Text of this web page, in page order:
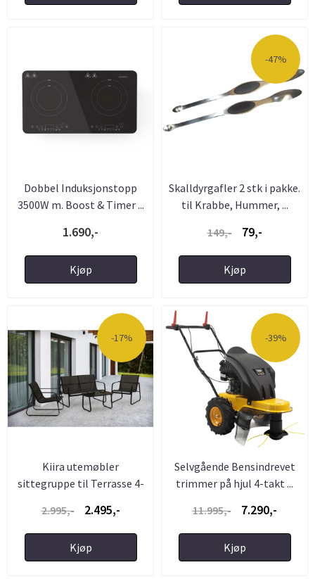
Dobbel Induksjonstopp
3500W m. Boost & Timer ...
1.690,-
Kjøp
-47%
Skalldyrgafler 2 stk i pakke.
til Krabbe, Hummer, ...
149,-
79,-
Kjøp
-17%
Kiira utemøbler
sittegruppe til Terrasse 4-
2.995,- 2.495,-
Kjøp
-39%
Selvgående Bensindrevet
trimmer på hjul 4-takt ...
11.995,-
7.290,-
Kjøp